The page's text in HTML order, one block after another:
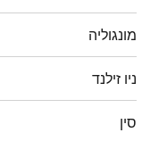
מונגוליה
ניו זילנד
סין